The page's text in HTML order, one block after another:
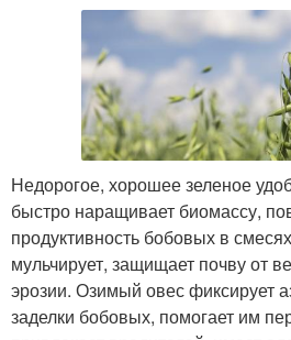
Недорогое, хорошее зеленое
быстро наращивает биомассу,
продуктивность бобовых в
мульчирует, защищает почву от
эрозии. Озимый овес фиксирует
заделки бобовых, помогает им